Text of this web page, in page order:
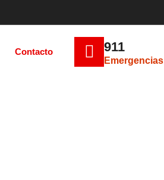
Contacto 911
Emergencias